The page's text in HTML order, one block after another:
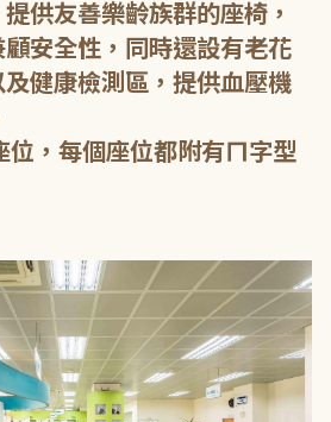
提供友善樂齡族群的座椅，
安全性，同時還設有老花
健康檢測區，提供血壓機
位，每個座位都附有ㄇ字型